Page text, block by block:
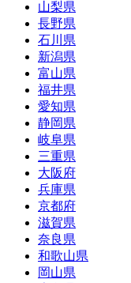
山梨県
長野県
石川県
新潟県
富山県
福井県
愛知県
静岡県
岐阜県
三重県
大阪府
兵庫県
京都府
滋賀県
奈良県
和歌山県
岡山県